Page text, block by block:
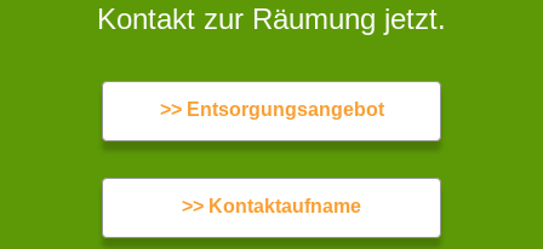
Kontakt zur Räumung jetzt.
>> Entsorgungsangebot
>> Kontaktaufname